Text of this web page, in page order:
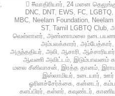
,
#வாதிரியார், 24 மனை
DNC, DNT, EWS, FC, LGBTQ,
MBC, Neelam Foundation,
ST, Tamil LGBTQ Club,
வெள்ளாளர், அண்ணாமலை
அம்பலக்காரர், அம்பேத்கார்,
அருந்ததியர், அலி, ஆசாரி, ஆச்சாரியார்
ஆவணி அவிட்டம், இடும்பாவனம்
மலை சீனிவாசன், இரத்த தானம்,
இஸ்லாமியர், உடையார், ஊர்
ஓரினச்சேர்க்கை, கன்னடர்,
களப்பிரர், கள்ளர், கவுண்டர்,